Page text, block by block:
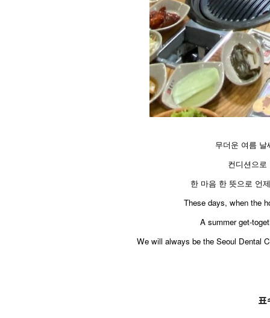
무더운 여름
컨디션으
한 마음 한 뜻으로 언
​These days, when the
A summer get-
We will always be the Seoul Dental
표